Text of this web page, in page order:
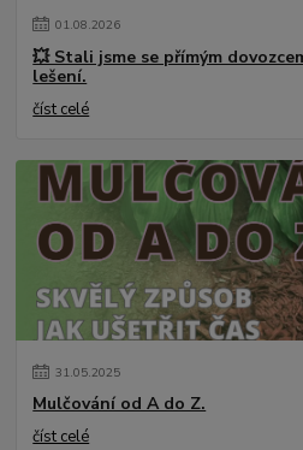
01.08.2026
💥 Stali jsme se přímým
lešení.
číst celé
31.05.2025
Mulčování od A do Z.
číst celé